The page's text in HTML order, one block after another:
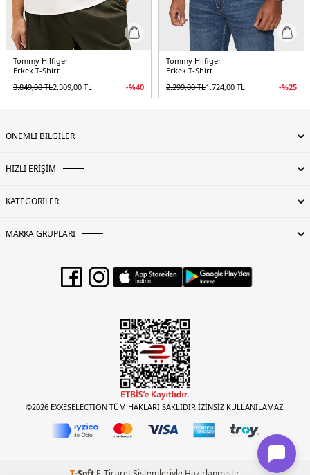
Tommy Hilfiger
Erkek T-Shirt
3.849,00TL2.309,00 TL -%40
Tommy Hilfiger
Erkek T-Shirt
2.299,00TL1.724,00 TL -%25
ÖNEMLİ BİLGİLER
HIZLI ERİŞİM
KATEGORİLER
MARKA GRUPLARI
©2026 EXXESELECTION TÜM HAKLARI SAKLIDIR.İZİNSİZ KULLANILAMAZ.